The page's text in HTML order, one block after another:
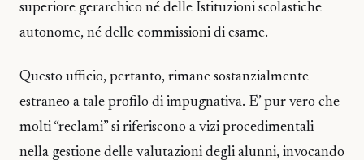
superiore gerarchico né delle Istituzioni scolastiche
autonome, né delle commissioni di esame.
Questo ufficio, pertanto, rimane sostanzialmente
estraneo a tale profilo di impugnativa. E’ pur vero che
molti “reclami” si riferiscono a vizi procedimentali
nella gestione delle valutazioni degli alunni, invocando